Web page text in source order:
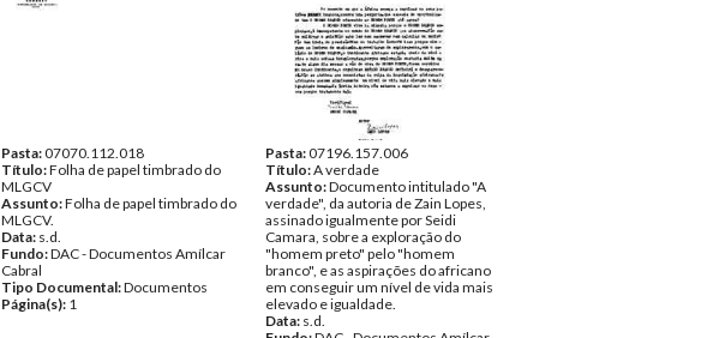
Pasta:07070.112.018
Título:Folha de papel timbrado do
MLGCV
Assunto:Folha de papel timbrado do
MLGCV.
Data: s.d.
Fundo:DAC - Documentos Amílcar
Cabral
Tipo Documental:Documentos
Página(s): 1
Pasta:07196.157.006
Título:A verdade
Assunto:Documento intitulado "A
verdade", da autoria de Zain Lopes,
assinado igualmente por Seidi
Camara, sobre a exploração do
"homem preto" pelo "homem
branco", e as aspirações do africano
em conseguir um nível de vida mais
elevado e igualdade.
Data: s.d.